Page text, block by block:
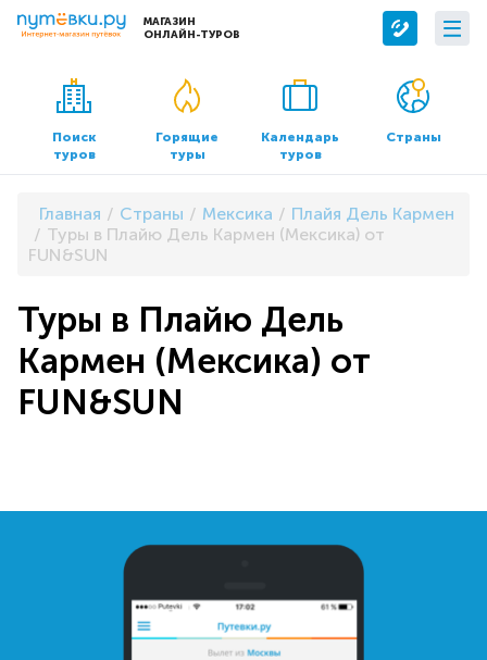
МАГАЗИН
ОНЛАЙН-ТУРОВ
Сервисы
Бронирование отелей
Трансфер
О компании
О нас
Контакты
Документы и реквизиты
Поиск
туров
Горящие
туры
Календарь
туров
Страны
Главная Страны Мексика
Плайя Дель Кармен
Туры в Плайю Дель Кармен (Мексика) от
FUN&SUN
Туры в Плайю Дель
Кармен (Мексика) от
FUN&SUN